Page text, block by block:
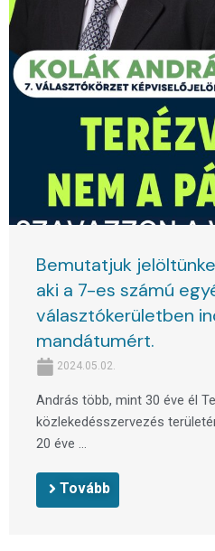
Bemutatjuk
aki a 7-es számú
választókerületben
mandátumért.
2024.05.02.
András több, mint 30 éve él
közlekedésszervezés
20 éve ...
Tovább